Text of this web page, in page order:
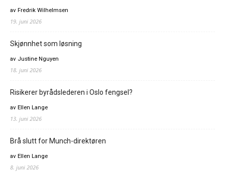
av Fredrik Wilhelmsen
19. juni 2026
Skjønnhet som løsning
av Justine Nguyen
18. juni 2026
Risikerer byrådslederen i Oslo fengsel?
av Ellen Lange
13. juni 2026
Brå slutt for Munch-direktøren
av Ellen Lange
8. juni 2026